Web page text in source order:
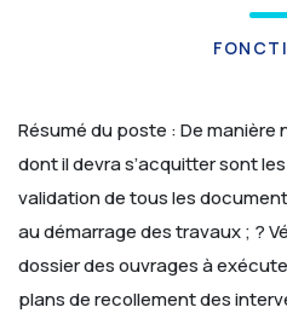
Résumé du poste :De manière
dont il devra s’acquitter sont
validation de tous les
au démarrage des travaux ; ?
dossier des ouvrages à
plans de recollement des